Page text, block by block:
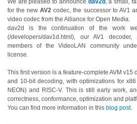
We are pleased to announce dav2d , a small,
for the newAV2 codec, the successor to AV1
video codec from the Alliance for Open Media.
dav2d is the continuation of the work
(/developers/dav1d.html), our AV1
members of the VideoLAN community
license.
This first version is a feature-complete AVM v15
and 10-bit decoding, with optimizations for
NEON) and RISC-V. This is still early work,
correctness, conformance, optimization and
You can find more information in this blog post.